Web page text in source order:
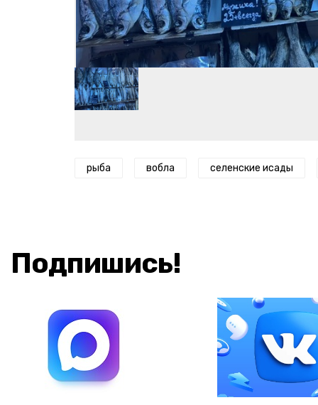
рыба вобла селенские исады
Подпишись!